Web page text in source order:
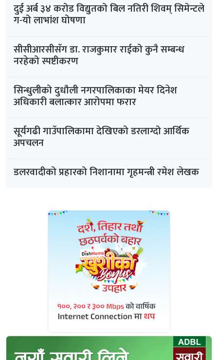
दुई अर्ब ३४ करोड विद्युतको बिल नतिरी शिवम् सिमेन्टले
ग-यो लाभांश घोषणा
सीसीआरसीसँग डा. राजकुमार राईको कुनै सम्बन्ध
नरहेको स्पष्टीकरण
सिन्धुलीको दुधौली नगरपालिकाका मेयर दिनेश
अधिकारी बलात्कार आरोपमा फरार
सूर्यगढी गाउँपालिकामा देखिएको डरलाग्दो आर्थिक
अपचलन
डलरवादीको प्रहारको निशानामा गृहमन्त्री रमेश लेखक